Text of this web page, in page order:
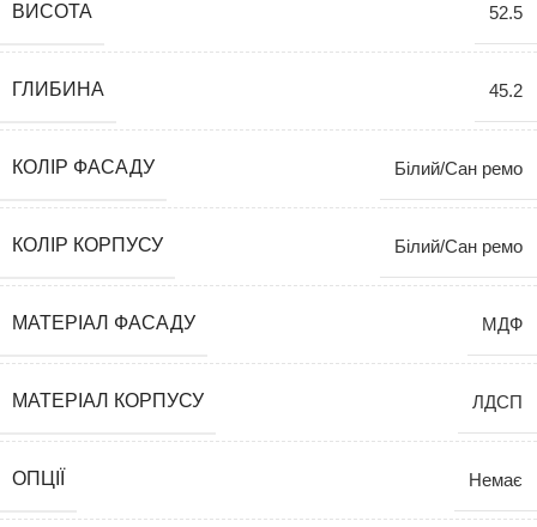
ВИСОТА 52.5
ГЛИБИНА 45.2
КОЛІР ФАСАДУ Білий/Сан ремо
КОЛІР КОРПУСУ Білий/Сан ремо
МАТЕРІАЛ ФАСАДУ МДФ
МАТЕРІАЛ КОРПУСУ ЛДСП
ОПЦІЇ Немає